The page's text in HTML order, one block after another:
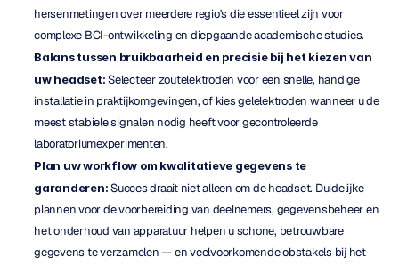
hersenmetingen over meerdere regio's die essentieel zijn voor
complexe BCI-ontwikkeling en diepgaande academische studies.
Balans tussen bruikbaarheid en precisie bij het kiezen van
uw headset: Selecteer zoutelektroden voor een snelle, handige
installatie in praktijkomgevingen, of kies gelelektroden wanneer u de
meest stabiele signalen nodig heeft voor gecontroleerde
laboratoriumexperimenten.
Plan uw workflow om kwalitatieve gegevens te
garanderen: Succes draait niet alleen om de headset. Duidelijke
plannen voor de voorbereiding van deelnemers, gegevensbeheer en
het onderhoud van apparatuur helpen u schone, betrouwbare
gegevens te verzamelen — en veelvoorkomende obstakels bij het